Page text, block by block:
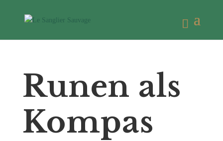
Runen als
Kompas